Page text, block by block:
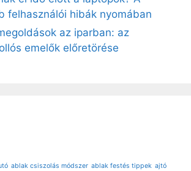
felhasználói hibák nyomában
az iparban: az
emelők előretörése
ablak csiszolás módszer ablak festés tippek ajtó